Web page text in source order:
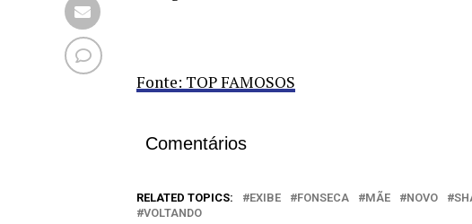
Fonte: TOP FAMOSOS
Comentários
RELATED TOPICS: EXIBE FONSECA MÃE NOVO
VOLTANDO